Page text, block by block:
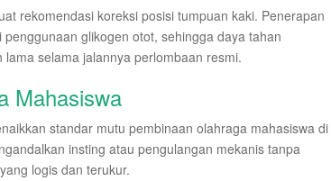
rekomendasi koreksi posisi tumpuan kaki. Penerapan
glikogen otot, sehingga daya tahan
selama jalannya perlombaan resmi.
Mahasiswa
standar mutu pembinaan olahraga mahasiswa di
insting atau pengulangan mekanis tanpa
logis dan terukur.